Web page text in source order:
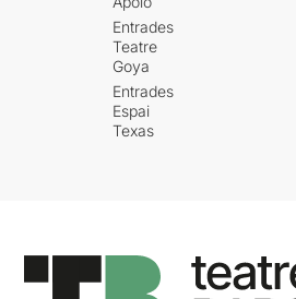
Entrades
Teatre
Goya
Entrades
Espai
Texas